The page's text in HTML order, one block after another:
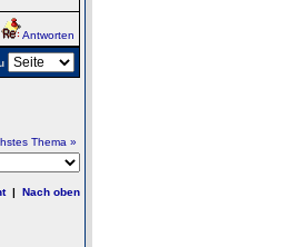
Antworten
Thema »
| Nach oben